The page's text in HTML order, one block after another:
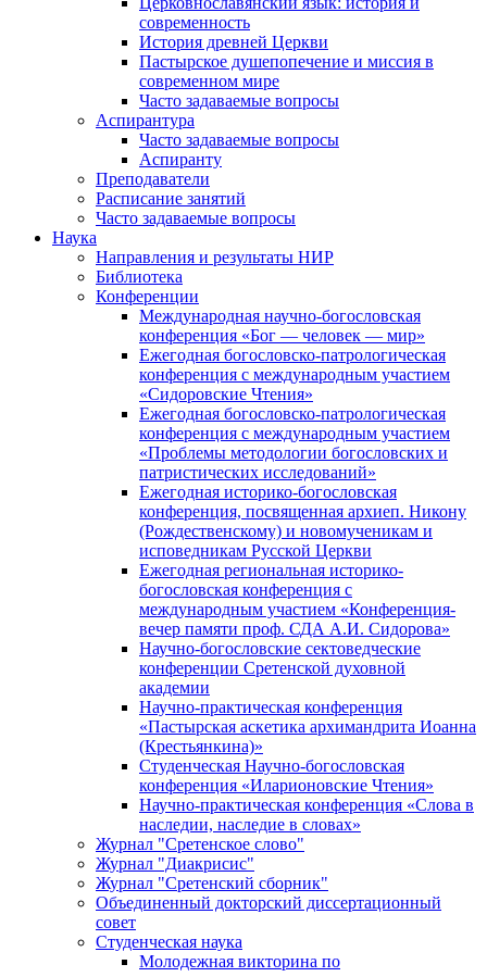
современность
История древней Церкви
Пастырское душепопечение и миссия в
современном мире
Часто задаваемые вопросы
Аспирантура
Часто задаваемые вопросы
Аспиранту
Преподаватели
Расписание занятий
Часто задаваемые вопросы
Наука
Направления и результаты НИР
Библиотека
Конференции
Международная научно-богословская
конференция «Бог — человек — мир»
Ежегодная богословско-патрологическая
конференция с международным участием
«Сидоровские Чтения»
Ежегодная богословско-патрологическая
конференция с международным участием
«Проблемы методологии богословских и
патристических исследований»
Ежегодная историко-богословская
конференция, посвященная архиеп. Никону
(Рождественскому) и новомученикам и
исповедникам Русской Церкви
Ежегодная региональная историко-
богословская конференция с
международным участием «Конференция-
вечер памяти проф. СДА А.И. Сидорова»
Научно-богословские сектоведческие
конференции Сретенской духовной
академии
Научно-практическая конференция
«Пастырская аскетика архимандрита Иоанна
(Крестьянкина)»
Студенческая Научно-богословская
конференция «Иларионовские Чтения»
Научно-практическая конференция «Cлова в
наследии, наследие в словах»
Журнал "Сретенское слово"
Журнал "Диакрисис"
Журнал "Сретенский сборник"
Объединенный докторский диссертационный
совет
Студенческая наука
Молодежная викторина по